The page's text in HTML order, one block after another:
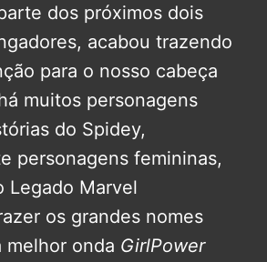
dos próximos dois
acabou trazendo
para o nosso cabeça
muitos personagens
do Spidey,
personagens femininas,
Legado Marvel
os grandes nomes
melhor onda GirlPower